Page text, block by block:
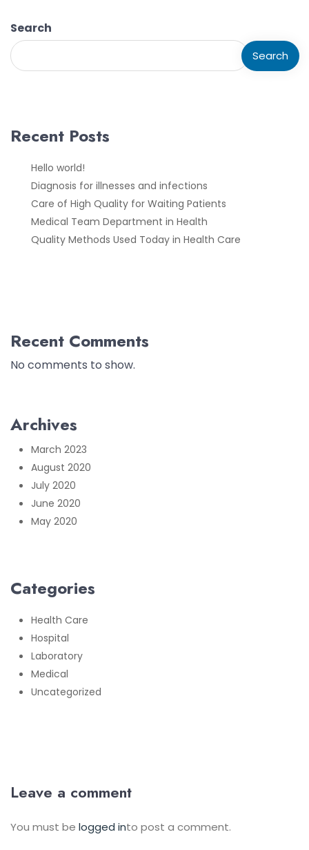
Search
Search
Recent Posts
Hello world!
Diagnosis for illnesses and infections
Care of High Quality for Waiting Patients
Medical Team Department in Health
Quality Methods Used Today in Health Care
Recent Comments
No comments to show.
Archives
March 2023
August 2020
July 2020
June 2020
May 2020
Categories
Health Care
Hospital
Laboratory
Medical
Uncategorized
Leave a comment
You must be logged into post a comment.